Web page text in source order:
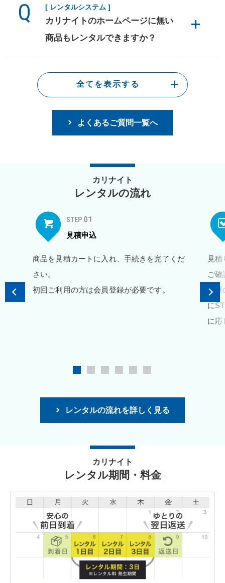
[ レンタルシステム ]
カリナイトのホームページに無い
商品もレンタルできますか？
全てを表示する
よくあるご質問一覧へ
カリナイト
レンタルの流れ
STEP 01
見積申込
商品を見積カートに入れ、手続きを完了くだ
さい。
初回ご利用の方は会員登録が必要です。
見
ご確
在
に
に応
レンタルの流れを詳しく見る
カリナイト
レンタル期間・料金